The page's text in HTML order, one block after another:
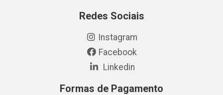
Redes Sociais
Instagram
Facebook
Linkedin
Formas de Pagamento